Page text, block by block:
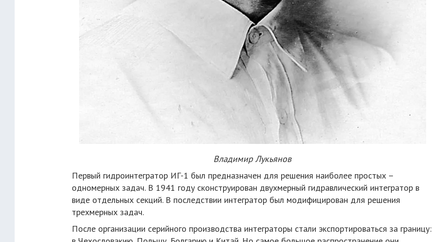
Владимир Лукьянов
Первый гидроинтегратор ИГ-1 был предназначен для решения наиболее простых –
одномерных задач. В 1941 году сконструирован двухмерный гидравлический интегратор в
виде отдельных секций. В последствии интегратор был модифицирован для решения
трехмерных задач.
После организации серийного производства интеграторы стали экспортироваться за границу: